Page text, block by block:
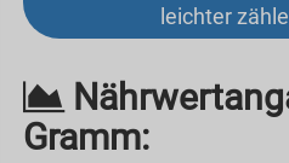
leichter
Gramm: